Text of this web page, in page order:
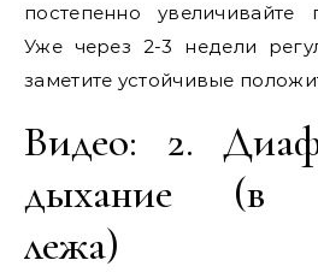
постепенно увеличивайте
Уже через 2-3 недели
заметите устойчивые
Видео: 2.
дыхание (в
лежа)